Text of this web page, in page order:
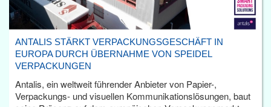
ANTALIS STÄRKT VERPACKUNGSGESCHÄFT IN
EUROPA DURCH ÜBERNAHME VON SPEIDEL
VERPACKUNGEN
Antalis, ein weltweit führender Anbieter von Papier-,
Verpackungs- und visuellen Kommunikationslösungen, baut